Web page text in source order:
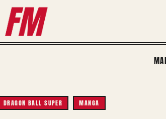
DRAGON BALL SUPER MANGA